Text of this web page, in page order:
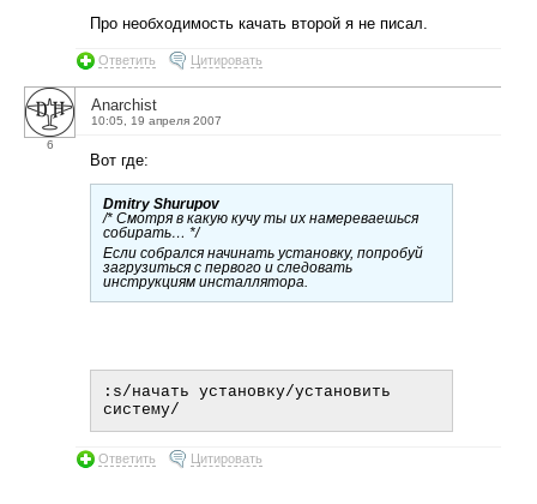
Про необходимость качать второй я не писал.
Ответить Цитировать
6
Anarchist
10:05, 19 апреля 2007
Вот где:
Dmitry Shurupov
/* Смотря в какую кучу ты их намереваешься
собирать… */
Если собрался начинать установку, попробуй
загрузиться с первого и следовать
инструкциям инсталлятора.
:s/начать установку/установить
Ответить Цитировать